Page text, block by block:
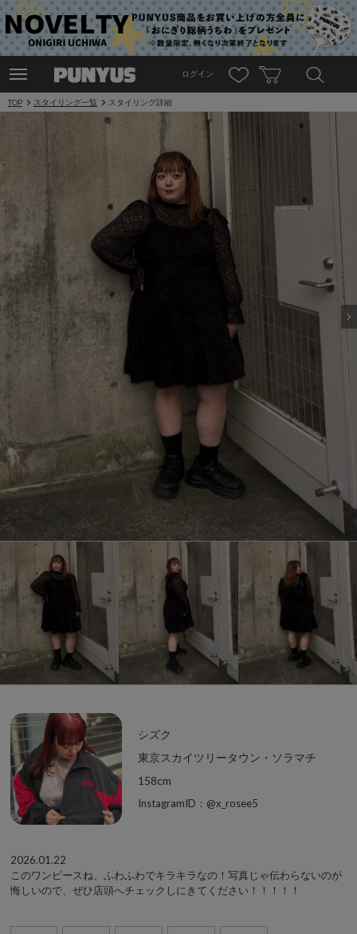
ログイン
TOP スタイリング一覧 スタイリング詳細
シズク
東京スカイツリータウン・ソラマチ
158cm
InstagramID：@x_rosee5
2026.01.22
このワンピースね、ふわふわでキラキラなの！写真じゃ伝わらないのが
悔しいので、ぜひ店頭へチェックしにきてください！！！！！